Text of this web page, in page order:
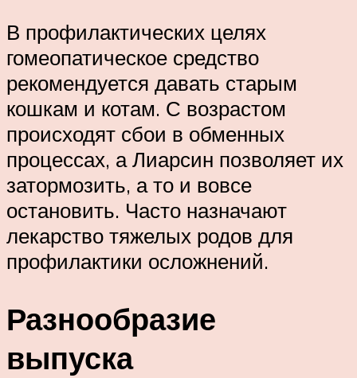
В профилактических целях
гомеопатическое средство
рекомендуется давать старым
кошкам и котам. С возрастом
происходят сбои в обменных
процессах, а Лиарсин позволяет их
затормозить, а то и вовсе
остановить. Часто назначают
лекарство тяжелых родов для
профилактики осложнений.
Разнообразие
выпуска